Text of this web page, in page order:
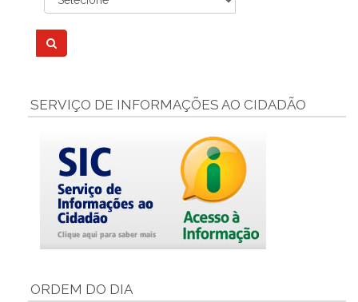
SERVIÇO DE INFORMAÇÕES AO CIDADÃO
ORDEM DO DIA